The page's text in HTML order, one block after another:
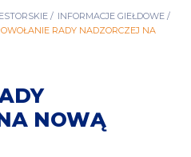
INFORMACJE GIEŁDOWE
RADY NADZORCZEJ NA
NOWĄ